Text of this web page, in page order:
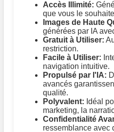
Accès Illimité:
que vous le
Images de Haute
générées par IA
Gratuit à Utiliser:
restriction.
Facile à Utiliser:
navigation intuitive.
Propulsé par l'IA:
avancés
qualité.
Polyvalent: Idéal
marketing, la
Confidentialité
ressemblance avec